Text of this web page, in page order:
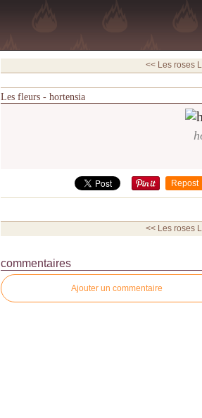
<< Les roses
Les fleurs - hortensia
Repost
<< Les roses
commentaires
Ajouter un commentaire